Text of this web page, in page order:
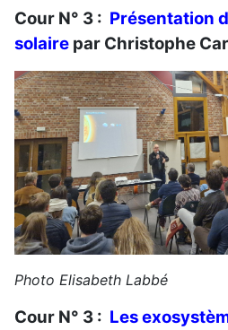
Cour N° 3 : Présentation
solaire par Christophe
Photo Elisabeth Labbé
Cour N° 3 : Les